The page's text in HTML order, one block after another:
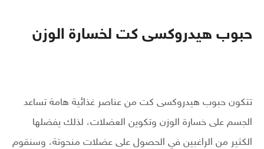
حبوب هيدروكسى كت لخسارة الوزن
تتكون حبوب هيدروكسى كت من عناصر غذائية هامة تساعد
الجسم على خسارة الوزن وتكوين العضلات، لذلك يفضلها
الكثير من الراغبين في الحصول على عضلات منحوتة، وسنقوم